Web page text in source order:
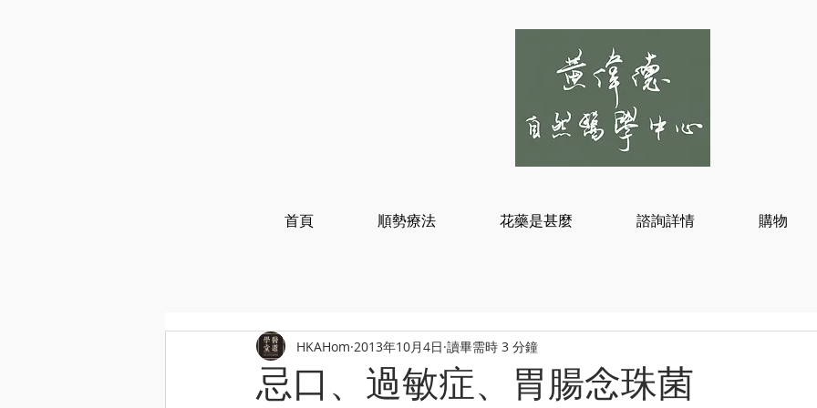
忌口、過敏症、胃腸念珠菌
HKAHom 2013年10月4日 讀畢需時 3 分鐘
首頁 順勢療法 花藥是甚麼 諮詢詳情 購物